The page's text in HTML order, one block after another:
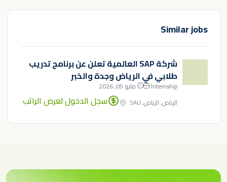
Similar jobs
شركة SAP العالمية تعلن عن برنامج تدريب
طلابي في الرياض وجدة والخبر
Internship
مايو 05, 2026
الرياض, الرياض, SAU
سجل الدخول لعرض الراتب